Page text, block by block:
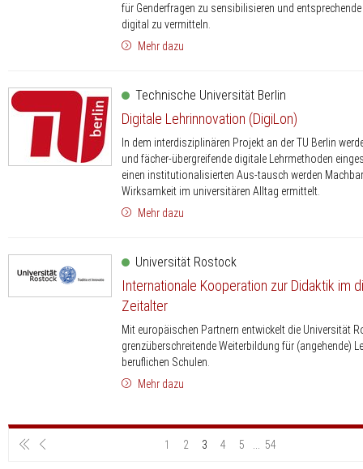
für Genderfragen zu sensibilisieren und
digital zu vermitteln.
Mehr dazu
Technische Universität Berlin
Digitale Lehrinnovation (DigiLon)
In dem interdisziplinären Projekt an der TU Berlin
und fächer-übergreifende digitale Lehrmethoden
einen institutionalisierten Aus-tausch werden
Wirksamkeit im universitären Alltag ermittelt.
Mehr dazu
Universität Rostock
Internationale Kooperation zur Didaktik im
Zeitalter
Mit europäischen Partnern entwickelt die Universität
grenzüberschreitende Weiterbildung für (angehende)
beruflichen Schulen.
Mehr dazu
1 2 3 4 5 54